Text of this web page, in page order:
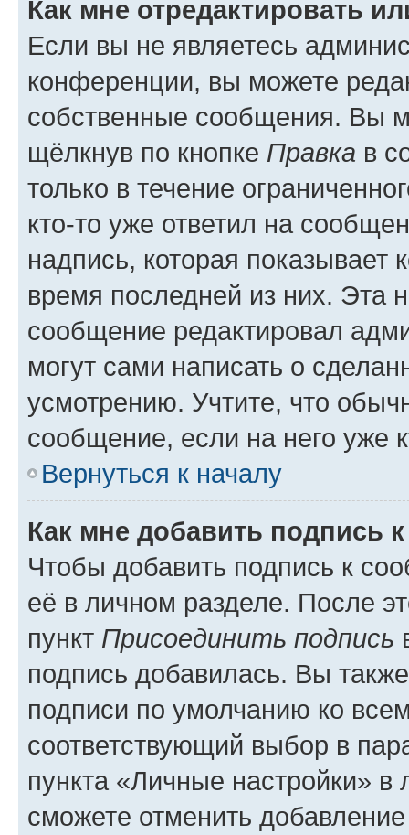
Как мне отредактировать
Если вы не являетесь
конференции, вы можете
собственные сообщения. Вы
щёлкнув по кнопке Правка в
только в течение
кто-то уже ответил на
надпись, которая показывает
время последней из них. Эта
сообщение редактировал
могут сами написать о
усмотрению. Учтите, что
сообщение, если на него уже
Вернуться к началу
Как мне добавить подпись
Чтобы добавить подпись к
её в личном разделе. После
пункт Присоединить подпись
подпись добавилась. Вы
подписи по умолчанию ко
соответствующий выбор в
пункта «Личные настройки»
сможете отменить